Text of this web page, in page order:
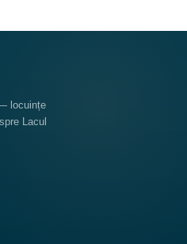
locuințe
Lacul